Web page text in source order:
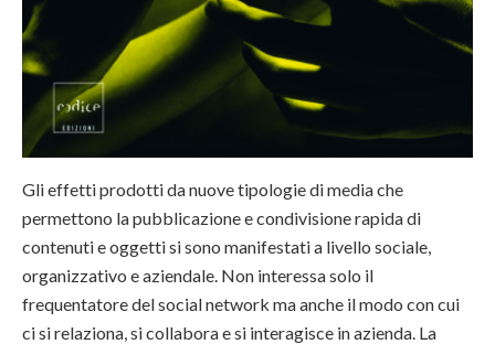
Gli effetti prodotti da nuove tipologie di media che
permettono la pubblicazione e condivisione rapida di
contenuti e oggetti si sono manifestati a livello sociale,
organizzativo e aziendale. Non interessa solo il
frequentatore del social network ma anche il modo con cui
ci si relaziona, si collabora e si interagisce in azienda. La